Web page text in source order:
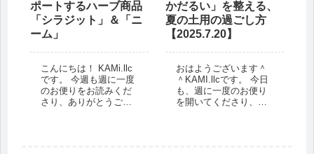
ポートするハーブ商品
「シラジット」＆「ニ
ーム」
こんにちは！ KAMi.llc
です。 今週も週に一度
のお便りをお読みくだ
さり、ありがとうござ
かだるい」を整える、
夏の土用の過ごし方
【2025.7.20】
おはようございます＾
＾KAMI.llcです。 今日
も、週に一度のお便り
を開いてくださり、あ